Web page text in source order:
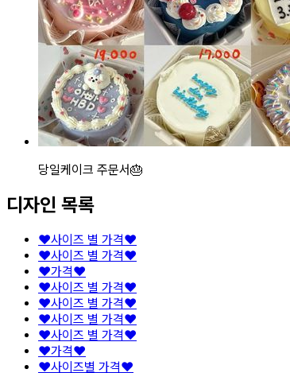
당일케이크 주문서🎂
디자인 목록
❤️사이즈 별 가격❤️
❤️사이즈 별 가격❤️
❤️가격❤️
❤️사이즈 별 가격❤️
❤️사이즈 별 가격❤️
❤️사이즈 별 가격❤️
❤️사이즈 별 가격❤️
❤️가격❤️
❤️사이즈별 가격❤️